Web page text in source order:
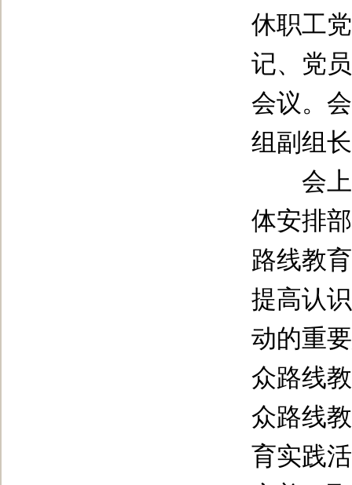
休职工
记、党
会议。
组副组
会上
体安排
路线教
提高认
动的重
众路线
众路线
育实践